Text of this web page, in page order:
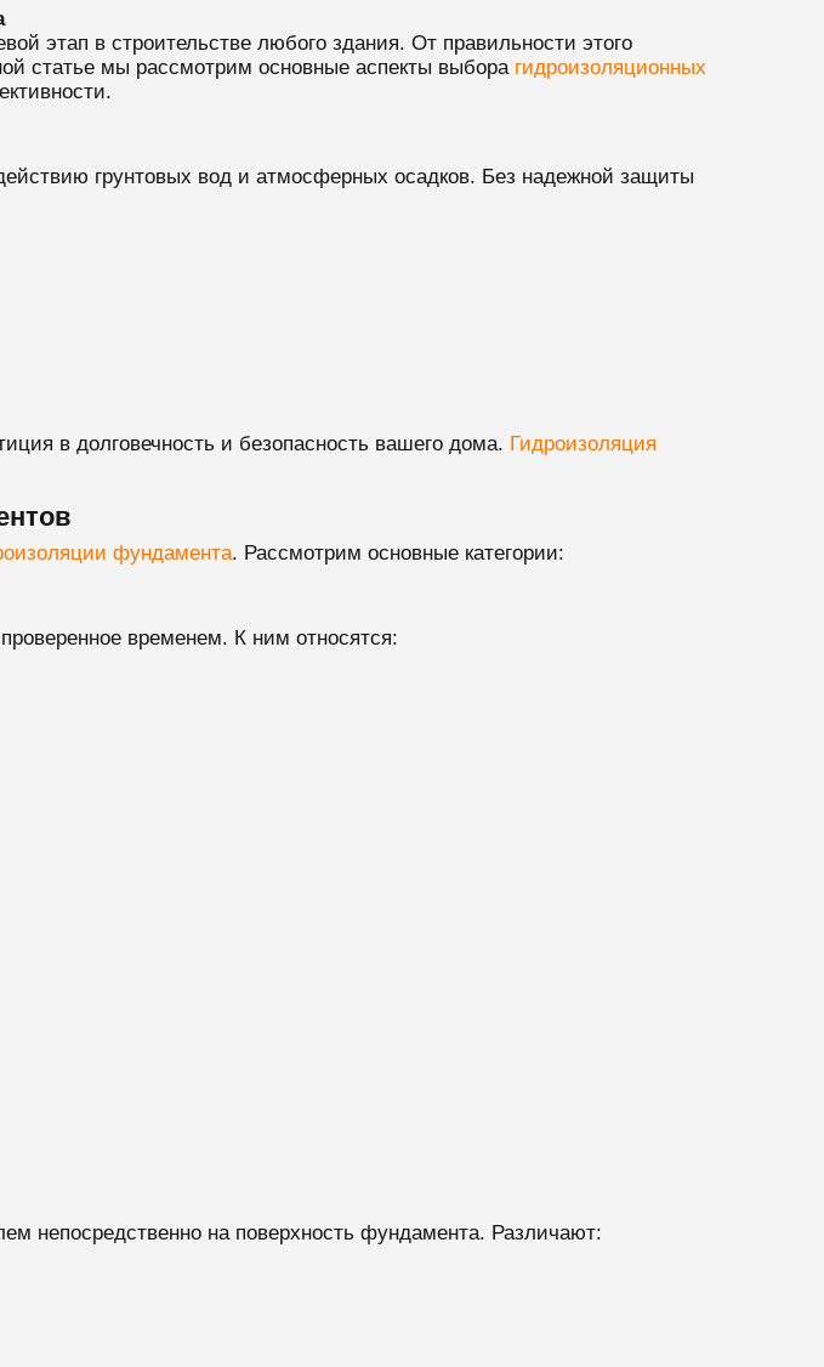
этап в строительстве любого здания. От правильности этого
статье мы рассмотрим основные аспекты выбора гидроизоляционных
грунтовых вод и атмосферных осадков. Без надежной защиты
в долговечность и безопасность вашего дома. Гидроизоляция
фундамента. Рассмотрим основные категории:
временем. К ним относятся:
непосредственно на поверхность фундамента. Различают: